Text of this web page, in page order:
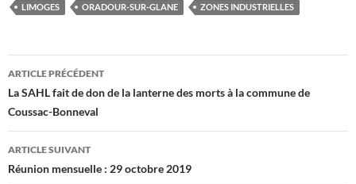
LIMOGES ORADOUR-SUR-GLANE ZONES INDUSTRIELLES
Navigation
des
articles
ARTICLE PRÉCÉDENT
La SAHL fait de don de la lanterne des morts à la commune de
Coussac-Bonneval
ARTICLE SUIVANT
Réunion mensuelle : 29 octobre 2019